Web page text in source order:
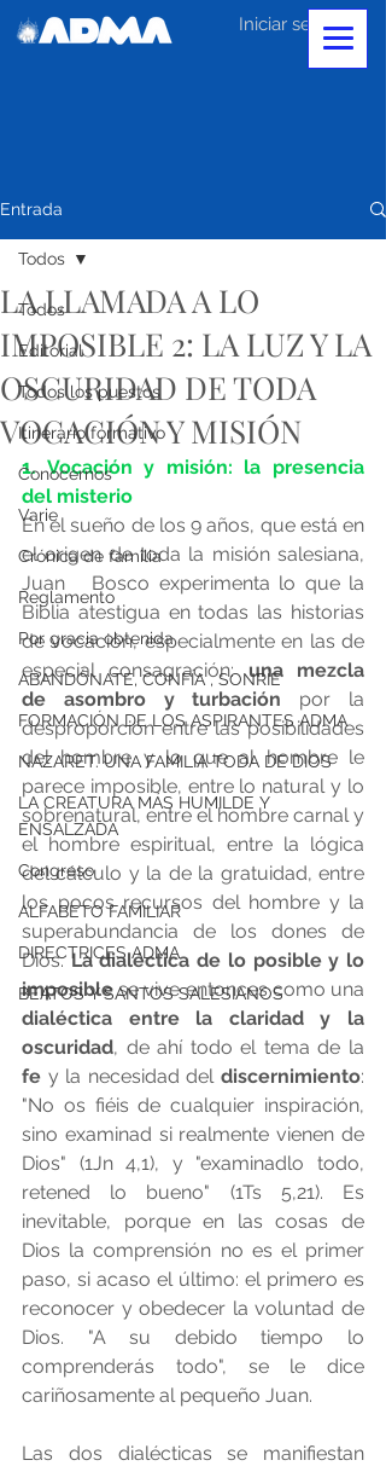
Iniciar sesión
Entrada
Todos
Editorial
Todos los puestos
Itinerario formativo
Conocernos
Varie
Crónica de familia
Reglamento
Por gracia obtenida
ABANDÓNATE, CONFÍA , SONRÍE
FORMACIÓN DE LOS ASPIRANTES ADMA
NAZARET. UNA FAMILIA TODA DE DIOS
LA CREATURA MÁS HUMILDE Y
ENSALZADA
Congreso
ALFABETO FAMILIAR
DIRECTRICES ADMA
BEATOS Y SANTOS SALESIANOS
Todos
LA LLAMADA A LO
IMPOSIBLE 2: LA LUZ Y LA
OSCURIDAD DE TODA
VOCACIÓN Y MISIÓN
1. Vocación y misión: la presencia
del misterio
En el sueño de los 9 años, que está en
el origen de toda la misión salesiana,
Juan   Bosco experimenta lo que la
Biblia atestigua en todas las historias
de vocación, especialmente en las de
especial consagración: una mezcla
de asombro y turbación por la
desproporción entre las posibilidades
del hombre y lo que al hombre le
parece imposible, entre lo natural y lo
sobrenatural, entre el hombre carnal y
el hombre espiritual, entre la lógica
del cálculo y la de la gratuidad, entre
los pocos recursos del hombre y la
superabundancia de los dones de
Dios. La dialéctica de lo posible y lo
imposible
dialéctica entre la claridad y la
oscuridad
fe y la necesidad del discernimiento:
"No os fiéis de cualquier inspiración,
sino examinad si realmente vienen de
Dios" (1Jn 4,1), y "examinadlo todo,
retened lo bueno" (1Ts 5,21). Es
inevitable, porque en las cosas de
Dios la comprensión no es el primer
paso, si acaso el último: el primero es
reconocer y obedecer la voluntad de
Dios. "A su debido tiempo lo
comprenderás todo", se le dice
cariñosamente al pequeño Juan.
Las dos dialécticas se manifiestan